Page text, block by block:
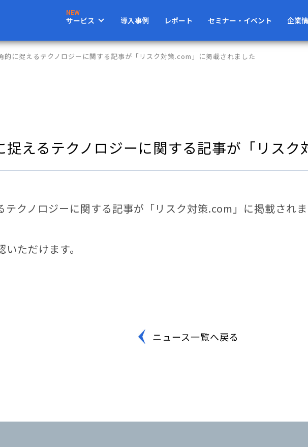
サービス 導入事例 レポート セミナー・イベント 企業
的に捉えるテクノロジーに関する記事が「リスク対策.com」に掲載されました
捉えるテクノロジーに関する記事が「リス
クノロジーに関する記事が「リスク対策.com」に掲載されま
ただけます。
ニュース一覧へ戻る